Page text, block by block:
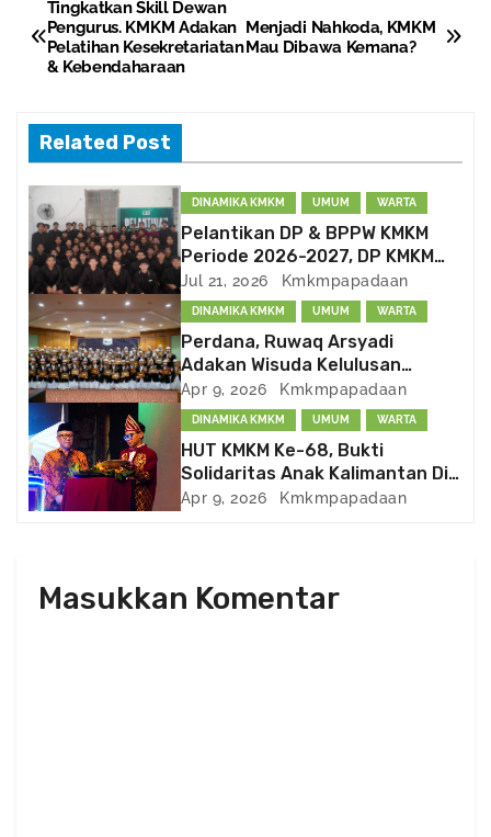
P
o
t
n
a
v
i
g
a
t
n
Menjadi Nahkoda, KMKM
Mau Dibawa Kemana?
Tingkatkan Skill Dewan
Pengurus. KMKM Adakan
Pelatihan Kesekretariatan
& Kebendaharaan
Related Post
DINAMIKA KMKM UMUM WARTA
Pelantikan DP & BPPW KMKM
Periode 2026-2027, DP KMKM
Bentuk Divisi PSDM dan
Kema’had-an
Jul 21, 2026 Kmkmpapadaan
DINAMIKA KMKM UMUM WARTA
Perdana, Ruwaq Arsyadi
Adakan Wisuda Kelulusan
Peserta
Apr 9, 2026 Kmkmpapadaan
DINAMIKA KMKM UMUM WARTA
HUT KMKM Ke-68, Bukti
Solidaritas Anak Kalimantan Di
Negeri Perantauan
Apr 9, 2026 Kmkmpapadaan
Masukkan Komentar